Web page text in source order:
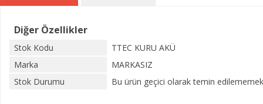
Diğer Özellikler
Stok Kodu
TTEC KURU AKÜ
Marka
MARKASIZ
Stok Durumu
Bu ürün geçici olarak temin